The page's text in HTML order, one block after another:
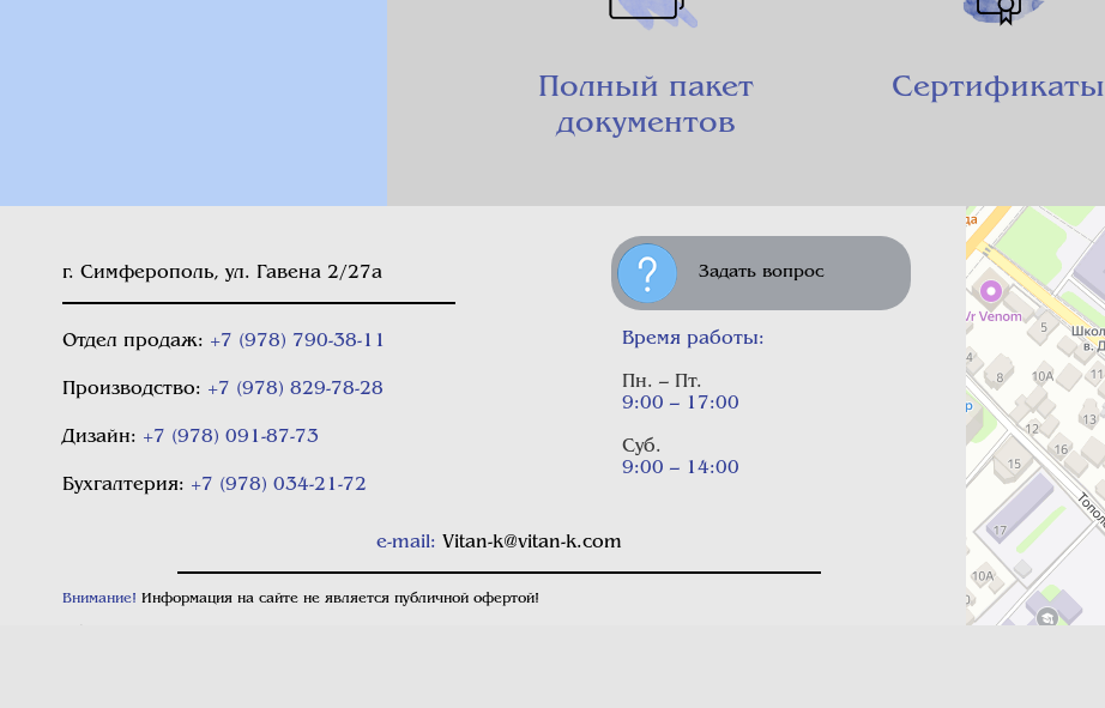
Полный пакет
документов
Сертификаты
г. Симферополь, ул. Гавена 2/27а
Отдел продаж: +7 (978) 790-38-11
Производство: +7 (978) 829-78-28
Дизайн: +7 (978) 091-87-73
Бухгалтерия: +7 (978) 034-21-72
Задать вопрос
Время работы:
Пн. – Пт.
9:00 – 17:00
Суб.
9:00 – 14:00
e-mail: Vitan-k@vitan-k.com
Внимание! Информация на сайте не является публичной офертой!